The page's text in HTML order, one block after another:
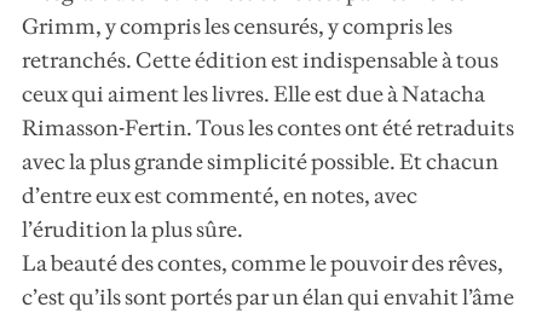
Grimm, y compris les censurés, y compris les
retranchés. Cette édition est indispensable à tous
ceux qui aiment les livres. Elle est due à Natacha
Rimasson-Fertin. Tous les contes ont été retraduits
avec la plus grande simplicité possible. Et chacun
d’entre eux est commenté, en notes, avec
l’érudition la plus sûre.
La beauté des contes, comme le pouvoir des rêves,
c’est qu’ils sont portés par un élan qui envahit l’âme